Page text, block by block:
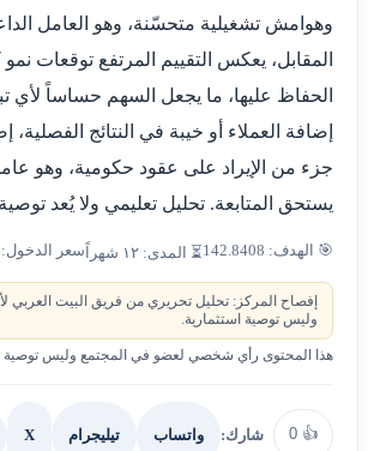
وهوامش تشغيلية متحسّنة، وهو العامل
المقابل، يعكس التقييم المرتفع توقعات
الحفاظ عليها، ما يجعل السهم حساساً لأي
إضافة العملاء أو خيبة في النتائج الفصلية،
جزء من الإيراد على عقود حكومية، وهو
يستحق المتابعة. تحليل تعليمي ولا يُعد
🎯 الهدف: 142.8408 ⏳ المدى: ١٢ شهراً سعر الدخول: 132.26
إفصاح المركز: تحليل تحريري من فريق البيت العربي
وليس توصية استثمارية.
هذا المحتوى رأي شخصي لعضو في المجتمع وليس توصية
👍
0 شارك: واتساب تيليجرام X